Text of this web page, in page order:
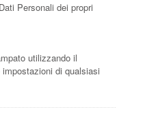
Personali dei propri
utilizzando il
di qualsiasi